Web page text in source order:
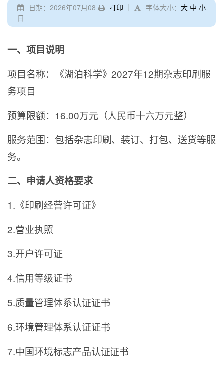
打印 ｜ 字体大小： 大 中 小
日期：2026年07月08
日
一、项目说明
项目名称：《湖泊科学》2027年12期杂志印刷服
务项目
预算限额：16.00万元（人民币十六万元整）
服务范围：包括杂志印刷、装订、打包、送货等服
务。
二、申请人资格要求
1.《印刷经营许可证》
2.营业执照
3.开户许可证
4.信用等级证书
5.质量管理体系认证证书
6.环境管理体系认证证书
7.中国环境标志产品认证证书